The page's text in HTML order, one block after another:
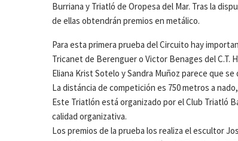
Burriana y Triatló de Oropesa del Mar. Tras la
de ellas obtendrán premios en metálico.
Para esta primera prueba del Circuito hay
Tricanet de Berenguer o Victor Benages del C.T.
Eliana Krist Sotelo y Sandra Muñoz parece que
La distáncia de competición es 750 metros a
Este Triatlón está organizado por el Club Triatló
calidad organizativa.
Los premios de la prueba los realiza el escultor